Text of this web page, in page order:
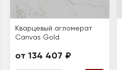
Кварцевый агломерат
Canvas Gold
от 134 407 ₽